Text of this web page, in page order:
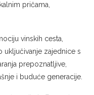
pričama,
vinskih cesta,
uključivanje zajednice s
prepoznatljive,
i buduće generacije.